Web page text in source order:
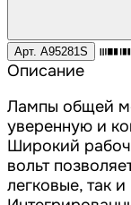
Арт. A95281S
Описание
Лампы общей
уверенную и
Широкий
вольт
легковые, так